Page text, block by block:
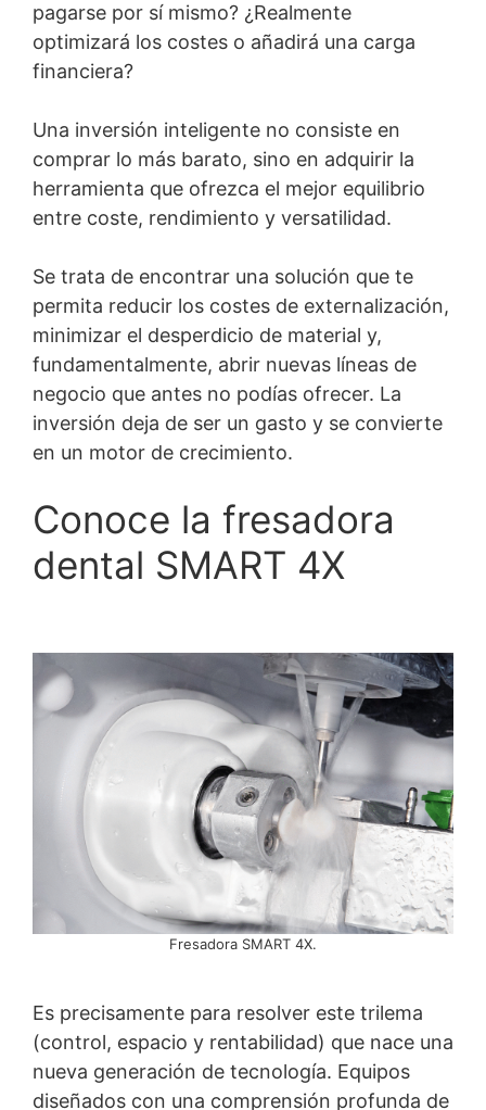
pagarse por sí mismo? ¿Realmente
optimizará los costes o añadirá una carga
financiera?
Una inversión inteligente no consiste en
comprar lo más barato, sino en adquirir la
herramienta que ofrezca el mejor equilibrio
entre coste, rendimiento y versatilidad.
Se trata de encontrar una solución que te
permita reducir los costes de externalización,
minimizar el desperdicio de material y,
fundamentalmente, abrir nuevas líneas de
negocio que antes no podías ofrecer. La
inversión deja de ser un gasto y se convierte
en un motor de crecimiento.
Conoce la fresadora
dental SMART 4X
Fresadora SMART 4X.
Es precisamente para resolver este trilema
(control, espacio y rentabilidad) que nace una
nueva generación de tecnología. Equipos
diseñados con una comprensión profunda de